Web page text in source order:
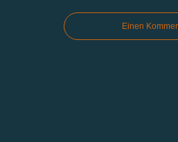
Einen